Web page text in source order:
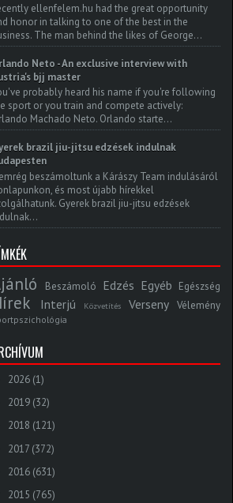
ellenfelem.hu had the great opportunity
honor in talking to one of the best in the
The man behind the likes of George...
Neto - An exclusive interview with
bjj master
probably heard his name if you're following
sport or you train and compete actively:
Machado Neto. Orlando starte...
brazil jiu-jitsu edzések indulnak
beszámoltunk a Kárászy Team indulásáról
és most újabb hírekkel
Gyerek brazil jiu-jitsu edzések
Beszámoló Edzés Egyéb Egészség
Interjú Közvetítés Verseny Vélemény
2026 (1)
2019 (32)
2018 (121)
2017 (372)
2016 (631)
2015 (765)